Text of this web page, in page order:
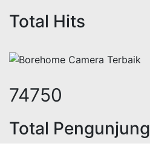
Total Hits
92429
Total Pengunjung